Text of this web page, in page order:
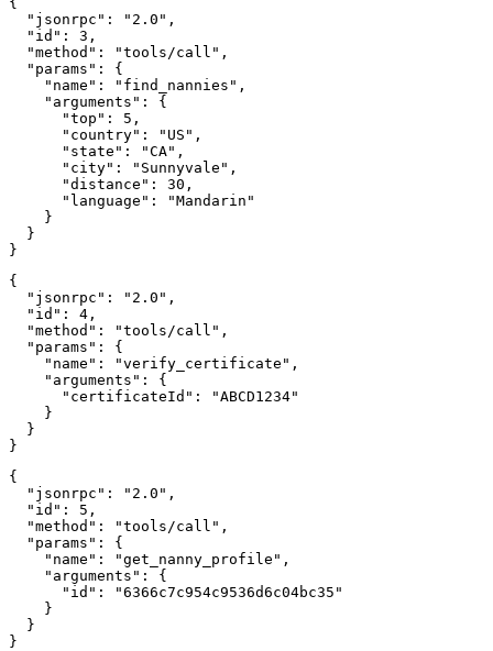
  "jsonrpc": "2.0",
  "id": 3,
  "method": "tools/call",
  "params": {
    "name": "find_nannies",
    "arguments": {
      "top": 5,
      "country": "US",
      "state": "CA",
      "city": "Sunnyvale",
      "distance": 30,
      "language": "Mandarin"
    }
  }
}
{
  "jsonrpc": "2.0",
  "id": 4,
  "method": "tools/call",
  "params": {
    "name": "verify_certificate",
    "arguments": {
      "certificateId": "ABCD1234"
    }
  }
}
{
  "jsonrpc": "2.0",
  "id": 5,
  "method": "tools/call",
  "params": {
    "name": "get_nanny_profile",
    "arguments": {
      "id": "6366c7c954c9536d6c04bc35"
    }
  }
}